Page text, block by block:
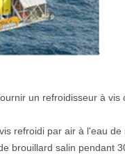
un refroidisseur à vis
refroidi par air à l'eau de
brouillard salin pendant